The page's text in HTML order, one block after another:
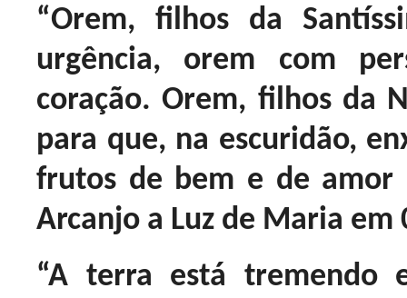
“Orem, filhos da
urgência, orem com
coração. Orem, filhos da
para que, na escuridão,
frutos de bem e de amor
Arcanjo a Luz de Maria em
“A terra está tremendo